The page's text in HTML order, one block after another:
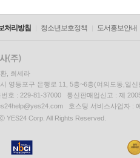
처리방침 청소년보호정책 도서홍보안내
, 최세라
영등포구 은행로 11, 5층~6층(여의도동,일신
번호 : 229-81-37000 통신판매업신고 : 제
호스팅 서비스사업자 :
YES24 Corp. All Rights Reserved.